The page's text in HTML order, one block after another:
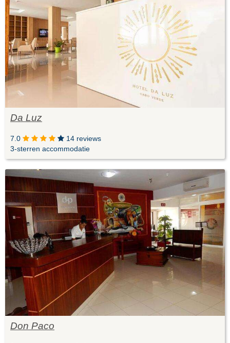
Da Luz
7.0
14 reviews
3-sterren accommodatie
Don Paco